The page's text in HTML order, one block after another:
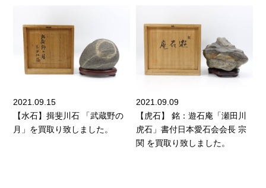
2021.09.15
【水石】揖斐川石 「武蔵野の
月」を買取り致しました。
2021.09.09
【虎石】 銘：遊石庵「瀬田川
虎石」書付日本愛石会会長 宗
関 を買取り致しました。